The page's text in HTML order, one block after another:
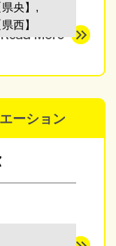
県央】,
西】
ーション